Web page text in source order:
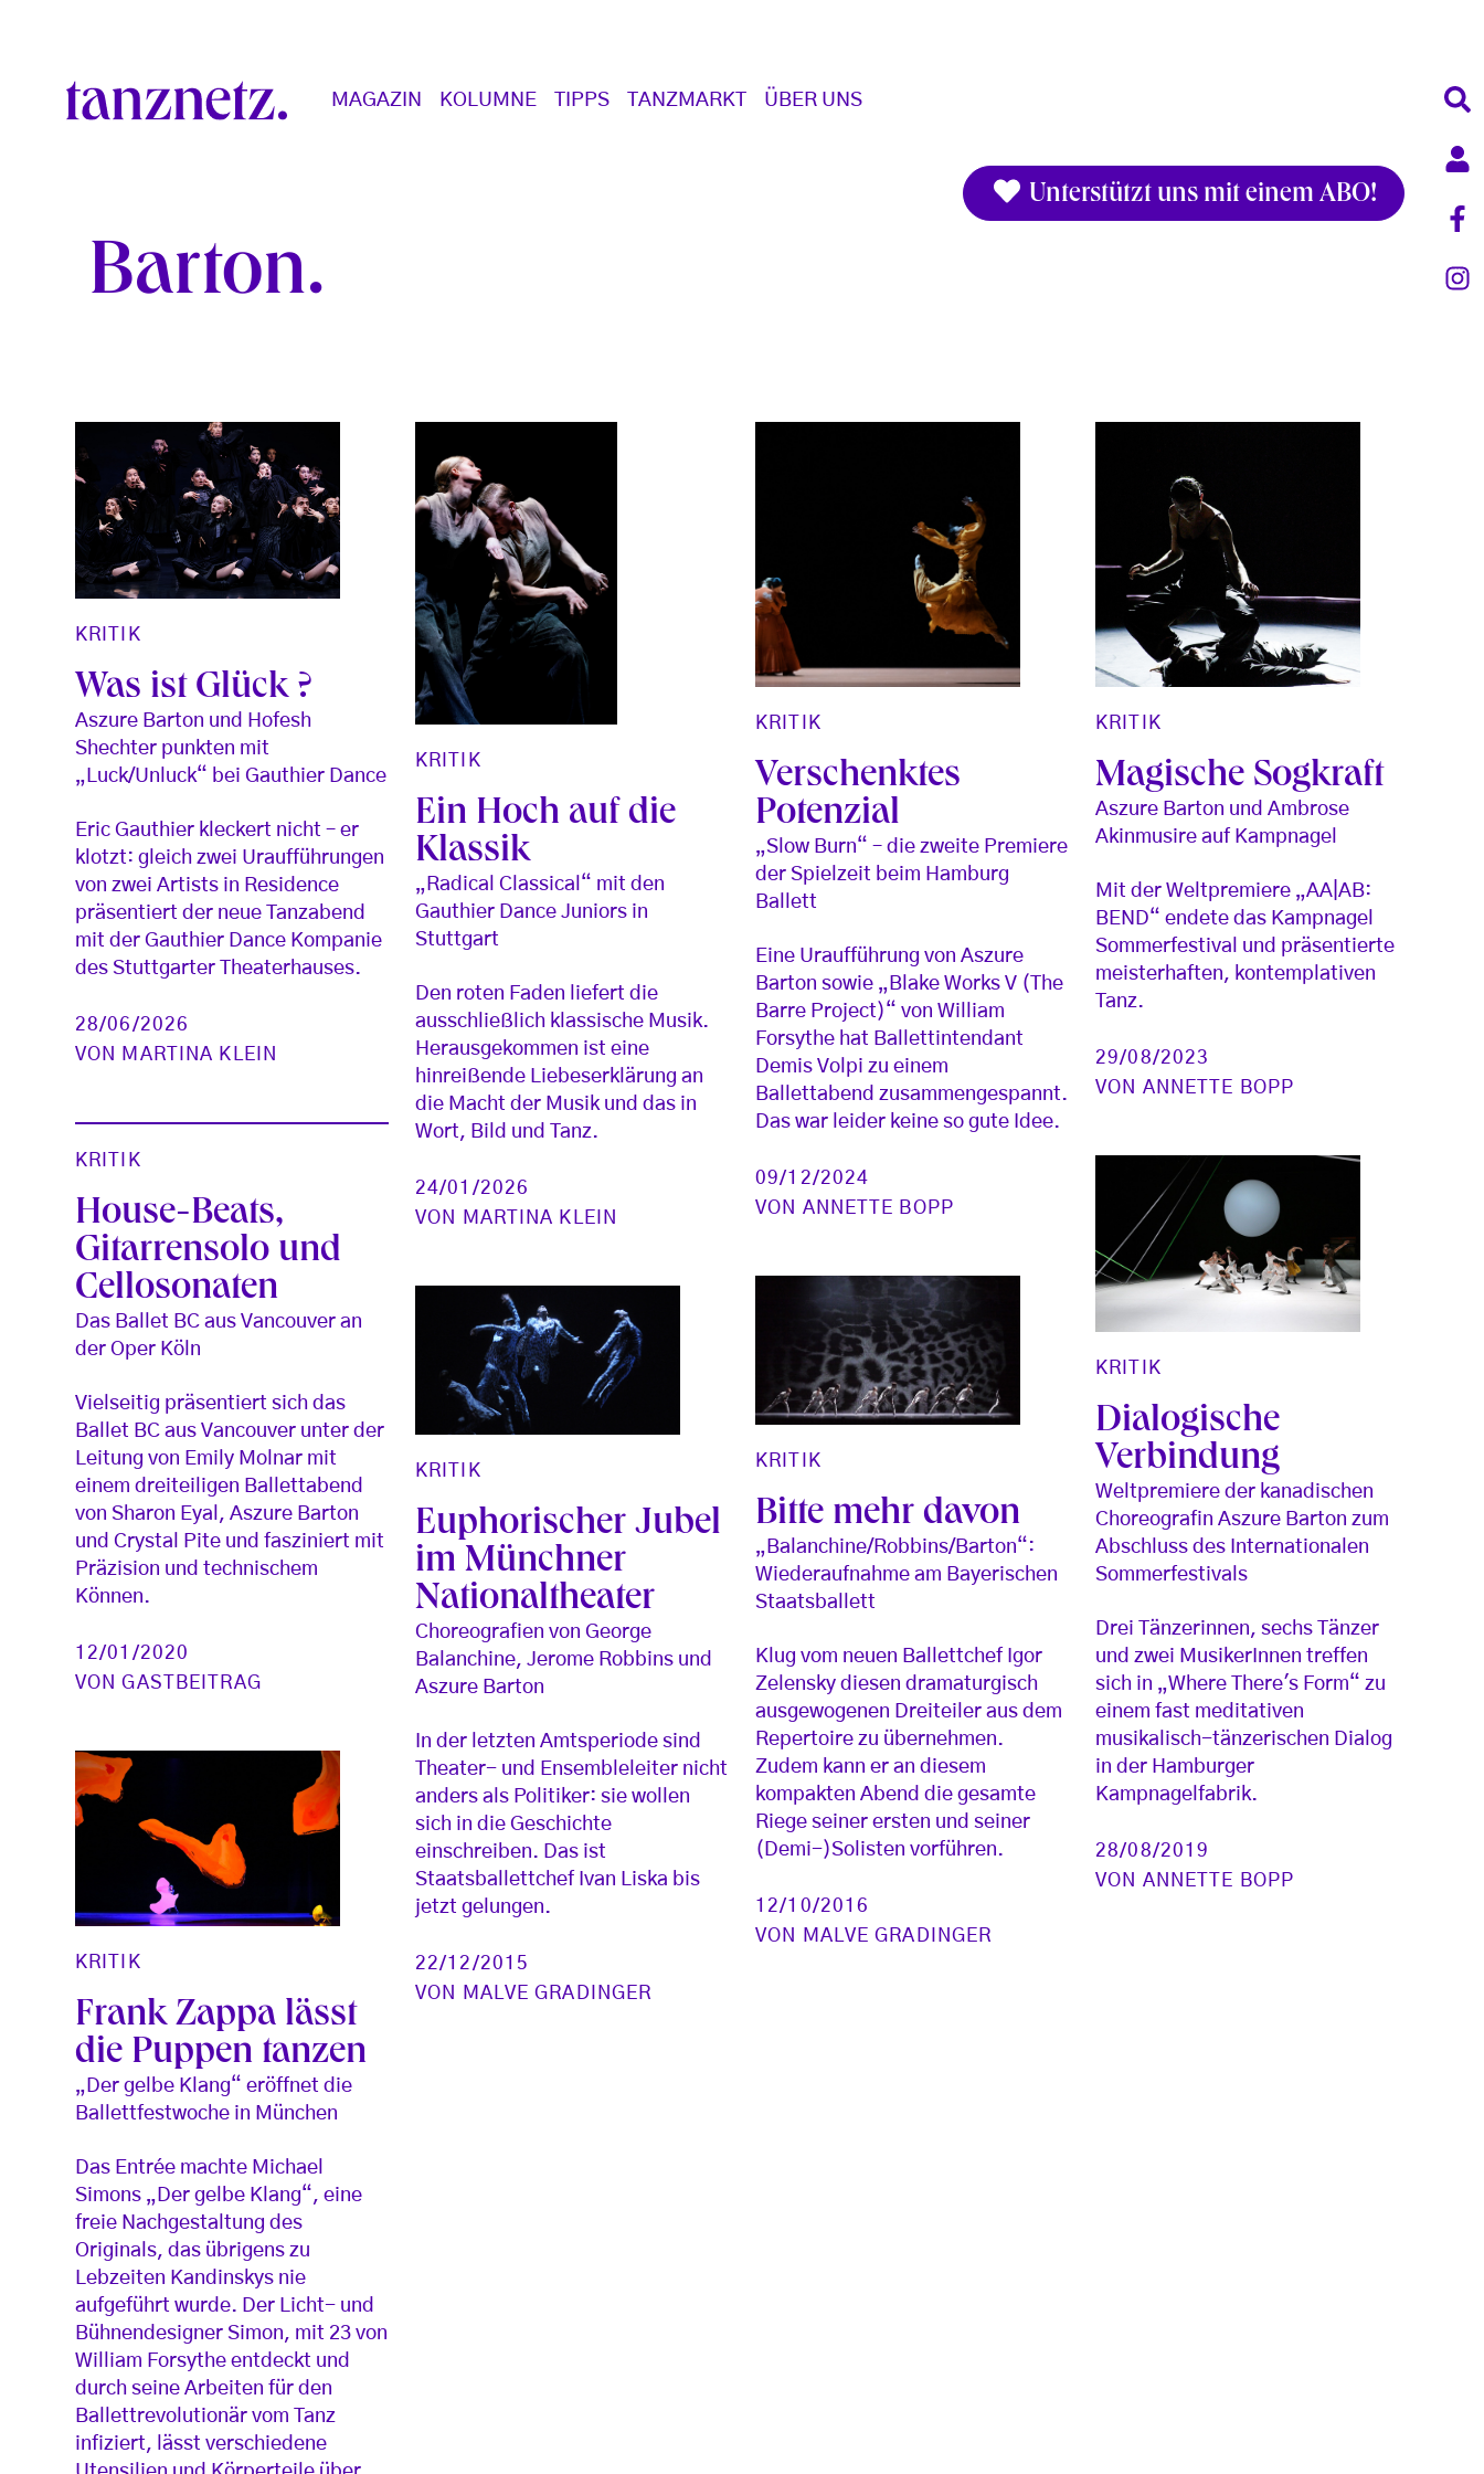
Main navigation
MAGAZIN KOLUMNE TIPPS TANZMARKT ÜBER UNS
Unterstützt uns mit einem ABO!
Barton
KRITIK
Was ist Glück ?
Aszure Barton und Hofesh
Shechter punkten mit
„Luck/Unluck“ bei Gauthier Dance
Eric Gauthier kleckert nicht – er
klotzt: gleich zwei Uraufführungen
von zwei Artists in Residence
präsentiert der neue Tanzabend
mit der Gauthier Dance Kompanie
des Stuttgarter Theaterhauses.
28/06/2026
VON
MARTINA KLEIN
KRITIK
Ein Hoch auf die
Klassik
„Radical Classical“ mit den
Gauthier Dance Juniors in
Stuttgart
Den roten Faden liefert die
ausschließlich klassische Musik.
Herausgekommen ist eine
hinreißende Liebeserklärung an
die Macht der Musik und das in
Wort, Bild und Tanz.
24/01/2026
VON
MARTINA KLEIN
KRITIK
Verschenktes
Potenzial
„Slow Burn“ – die zweite Premiere
der Spielzeit beim Hamburg
Ballett
Eine Uraufführung von Aszure
Barton sowie „Blake Works V (The
Barre Project)“ von William
Forsythe hat Ballettintendant
Demis Volpi zu einem
Ballettabend zusammengespannt.
Das war leider keine so gute Idee.
09/12/2024
VON ANNETTE BOPP
KRITIK
Magische Sogkraft
Aszure Barton und Ambrose
Akinmusire auf Kampnagel
Mit der Weltpremiere „AA|AB:
BEND“ endete das Kampnagel
Sommerfestival und präsentierte
meisterhaften, kontemplativen
Tanz.
29/08/2023
VON ANNETTE BOPP
KRITIK
House-Beats,
Gitarrensolo und
Cellosonaten
Das Ballet BC aus Vancouver an
der Oper Köln
Vielseitig präsentiert sich das
Ballet BC aus Vancouver unter der
Leitung von Emily Molnar mit
einem dreiteiligen Ballettabend
von Sharon Eyal, Aszure Barton
und Crystal Pite und fasziniert mit
Präzision und technischem
Können.
12/01/2020
VONGASTBEITRAG
KRITIK
Dialogische
Verbindung
Weltpremiere der kanadischen
Choreografin Aszure Barton zum
Abschluss des Internationalen
Sommerfestivals
Drei Tänzerinnen, sechs Tänzer
und zwei MusikerInnen treffen
sich in „Where There's Form“ zu
einem fast meditativen
musikalisch-tänzerischen Dialog
in der Hamburger
Kampnagelfabrik.
28/08/2019
VON ANNETTE BOPP
KRITIK
Bitte mehr davon
„Balanchine/Robbins/Barton“:
Wiederaufnahme am Bayerischen
Staatsballett
Klug vom neuen Ballettchef Igor
Zelensky diesen dramaturgisch
ausgewogenen Dreiteiler aus dem
Repertoire zu übernehmen.
Zudem kann er an diesem
kompakten Abend die gesamte
Riege seiner ersten und seiner
(Demi-)Solisten vorführen.
12/10/2016
VON
MALVE GRADINGER
KRITIK
Euphorischer Jubel
im Münchner
Nationaltheater
Choreografien von George
Balanchine, Jerome Robbins und
Aszure Barton
In der letzten Amtsperiode sind
Theater- und Ensembleleiter nicht
anders als Politiker: sie wollen
sich in die Geschichte
einschreiben. Das ist
Staatsballettchef Ivan Liska bis
jetzt gelungen.
22/12/2015
VON
MALVE GRADINGER
KRITIK
Frank Zappa lässt
die Puppen tanzen
„Der gelbe Klang“ eröffnet die
Ballettfestwoche in München
Das Entrée machte Michael
Simons „Der gelbe Klang“, eine
freie Nachgestaltung des
Originals, das übrigens zu
Lebzeiten Kandinskys nie
aufgeführt wurde. Der Licht- und
Bühnendesigner Simon, mit 23 von
William Forsythe entdeckt und
durch seine Arbeiten für den
Ballettrevolutionär vom Tanz
infiziert, lässt verschiedene